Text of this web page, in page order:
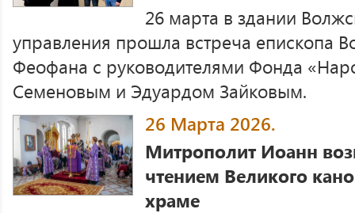
26 марта в здании
управления прошла встреча епископа
Феофана с руководителями Фонда
Семеновым и Эдуардом Зайковым.
26 Марта 2026.
Митрополит Иоанн
чтением Великого
храме